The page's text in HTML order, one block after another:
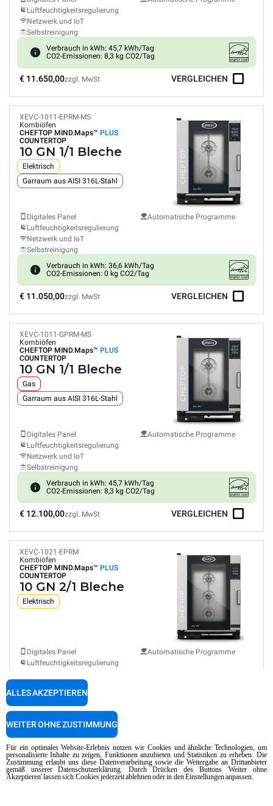
Luftfeuchtigkeitsregulierung
Netzwerk und IoT
Selbstreinigung
Verbrauch in kWh: 45,7 kWh/Tag
CO2-Emissionen: 8,3 kg CO2/Tag
€ 11.650,00zzgl. MwSt VERGLEICHEN
XEVC-1011-EPRM-MS
Kombiöfen
CHEFTOP MIND.Maps™ PLUS
COUNTERTOP
10 GN 1/1 Bleche
Elektrisch
Garraum aus AISI 316L-Stahl
Digitales Panel
Luftfeuchtigkeitsregulierung
Netzwerk und IoT
Selbstreinigung
Automatische Programme
Verbrauch in kWh: 36,6 kWh/Tag
CO2-Emissionen: 0 kg CO2/Tag
€ 11.050,00zzgl. MwSt VERGLEICHEN
XEVC-1011-GPRM-MS
Kombiöfen
CHEFTOP MIND.Maps™ PLUS
COUNTERTOP
10 GN 1/1 Bleche
Gas
Garraum aus AISI 316L-Stahl
Digitales Panel
Luftfeuchtigkeitsregulierung
Netzwerk und IoT
Selbstreinigung
Automatische Programme
Verbrauch in kWh: 45,7 kWh/Tag
CO2-Emissionen: 8,3 kg CO2/Tag
€ 12.100,00zzgl. MwSt VERGLEICHEN
XEVC-1021-EPRM
Kombiöfen
CHEFTOP MIND.Maps™ PLUS
COUNTERTOP
10 GN 2/1 Bleche
Elektrisch
Digitales Panel
Luftfeuchtigkeitsregulierung
Automatische Programme
Verbrauch in kWh: 134,1 kWh/Tag
CO2-Emissionen: 0 kg CO2/Tag
XEVC-1021-GPRM
Kombiöfen
Für ein optimales Website-Erlebnis nutzen wir Cookies und ähnliche Technologien, um
personalisierte Inhalte zu zeigen, Funktionen anzubieten und Statistiken zu erheben. Die
Zustimmung erlaubt uns diese Datenverarbeitung sowie die Weitergabe an Drittanbieter
gemäß unserer Datenschutzerklärung. Durch Drücken des Buttons 'Weiter ohne
Akzeptieren' lassen sich Cookies jederzeit ablehnen oder in den Einstellungen anpassen.
ALLES AKZEPTIEREN
WEITER OHNE ZUSTIMMUNG